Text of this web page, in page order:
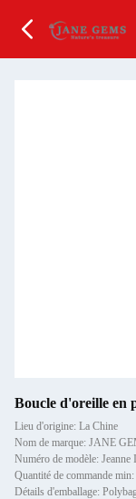
Boucle d'oreille en
Lieu d'origine: La Chine
Nom de marque: JANE
Numéro de modèle: Jeanne
Quantité de commande
Détails d'emballage: